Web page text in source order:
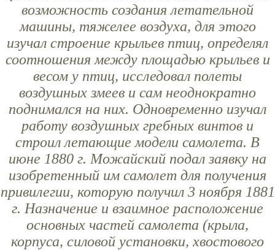
возможность создания летательной
машины, тяжелее воздуха, для этого
изучал строение крыльев птиц, определял
соотношения между площадью крыльев и
весом у птиц, исследовал полеты
воздушных змеев и сам неоднократно
поднимался на них. Одновременно изучал
работу воздушных гребных винтов и
строил летающие модели самолета. В
июне 1880 г. Можайский подал заявку на
изобретенный им самолет для получения
привилегии, которую получил 3 ноября 1881
г. Назначение и взаимное расположение
основных частей самолета (крыла,
корпуса, силовой установки, хвостового